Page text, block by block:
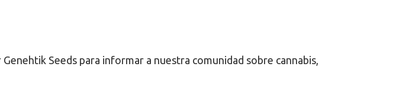
Seeds para informar a nuestra comunidad sobre cannabis,